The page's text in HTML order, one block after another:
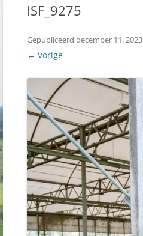
ISF_9275
Gepubliceerd december 11, 2023
← Vorige